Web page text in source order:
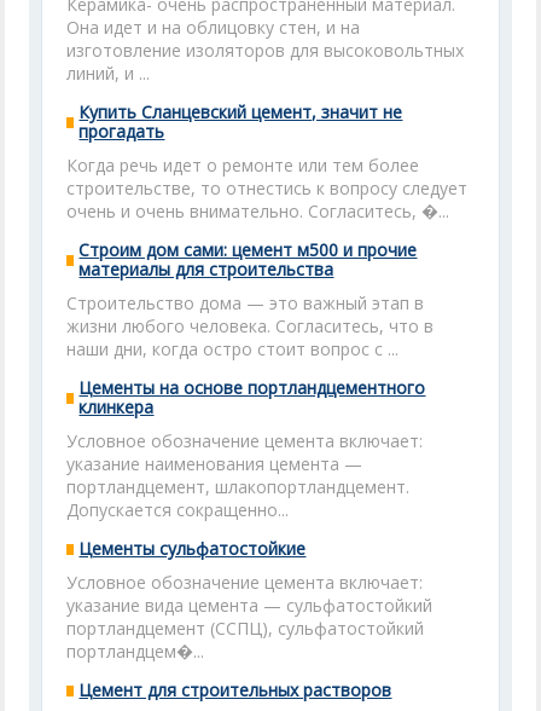
Она идет и на облицовку стен, и на
изготовление изоляторов для высоковольтных
линий, и ...
Купить Сланцевский цемент, значит не
прогадать
Когда речь идет о ремонте или тем более
строительстве, то отнестись к вопросу следует
очень и очень внимательно. Согласитесь, �...
Строим дом сами: цемент м500 и прочие
материалы для строительства
Строительство дома — это важный этап в
жизни любого человека. Согласитесь, что в
наши дни, когда остро стоит вопрос с ...
Цементы на основе портландцементного
клинкера
Условное обозначение цемента включает:
указание наименования цемента —
портландцемент, шлакопортландцемент.
Допускается сокращенно...
Цементы сульфатостойкие
Условное обозначение цемента включает:
указание вида цемента — сульфатостойкий
портландцемент (ССПЦ), сульфатостойкий
портландцем�...
Цемент для строительных растворов